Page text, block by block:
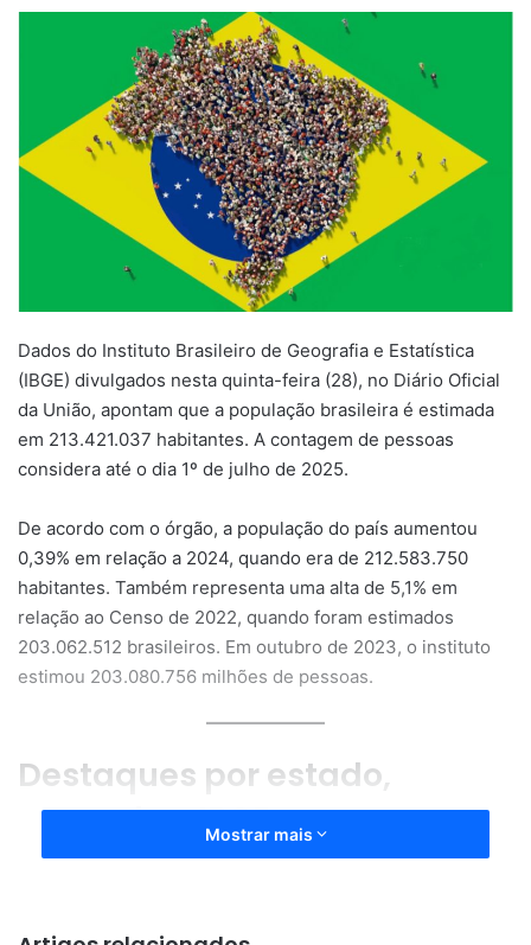
Dados do Instituto Brasileiro de Geografia e Estatística
(IBGE) divulgados nesta quinta-feira (28), no Diário Oficial
da União, apontam que a população brasileira é estimada
em 213.421.037 habitantes. A contagem de pessoas
considera até o dia 1º de julho de 2025.
De acordo com o órgão, a população do país aumentou
0,39% em relação a 2024, quando era de 212.583.750
habitantes. Também representa uma alta de 5,1% em
relação ao Censo de 2022, quando foram estimados
203.062.512 brasileiros. Em outubro de 2023, o instituto
estimou 203.080.756 milhões de pessoas.
Destaques por estado,
segundo o IBGE
21,59% do total do país. Em 2024, a população paulista
Mostrar mais